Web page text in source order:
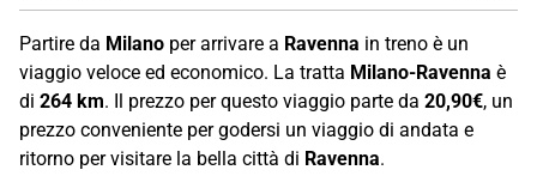
Partire da Milano per arrivare a Ravenna in treno è un
viaggio veloce ed economico. La tratta Milano-Ravenna è
di 264 km. Il prezzo per questo viaggio parte da 20,90€, un
prezzo conveniente per godersi un viaggio di andata e
ritorno per visitare la bella città di Ravenna.